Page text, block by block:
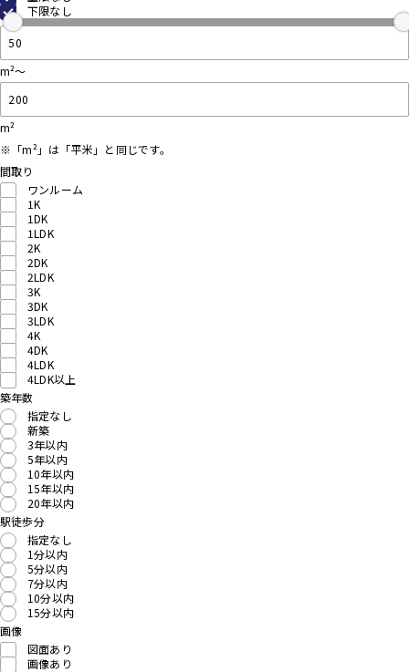
下限なし
m²～
m²
※「m²」は「平米」と同じです。
間取り
ワンルーム
1K
1DK
1LDK
2K
2DK
2LDK
3K
3DK
3LDK
4K
4DK
4LDK
4LDK以上
築年数
指定なし
新築
3年以内
5年以内
10年以内
15年以内
20年以内
駅徒歩分
指定なし
1分以内
5分以内
7分以内
10分以内
15分以内
画像
図面あり
画像あり